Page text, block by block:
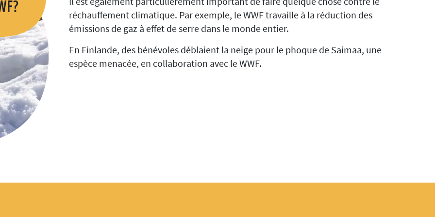
réchauffement climatique. Par exemple, le WWF travaille à la réduction des
émissions de gaz à effet de serre dans le monde entier.
En Finlande, des bénévoles déblaient la neige pour le phoque de Saimaa, une
espèce menacée, en collaboration avec le WWF.